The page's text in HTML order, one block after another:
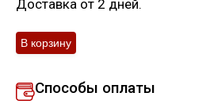
Алюминиевый прокат
Доставка от 2 дней.
Способы оплаты